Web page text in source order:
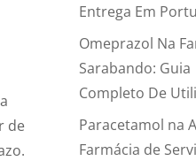
de
Entrega Em
Omeprazol Na
Sarabando: Guia
Completo De
Paracetamol na A
Farmácia de